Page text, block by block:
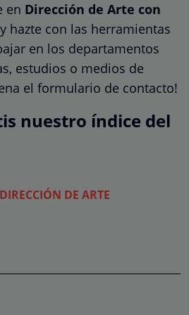
en Dirección de Arte con
y hazte con las herramientas
en los departamentos
estudios o medios de
el formulario de contacto!
nuestro índice del
DE ARTE